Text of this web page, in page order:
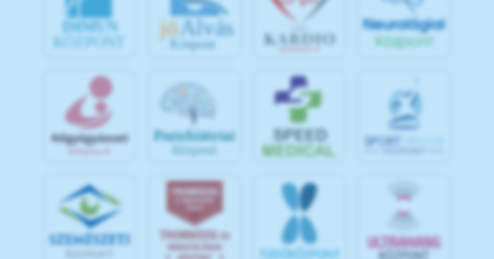
IMMUN
KÖZPONT
jó Alvás
Központ
SPOR